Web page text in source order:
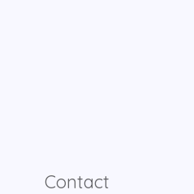
Contact